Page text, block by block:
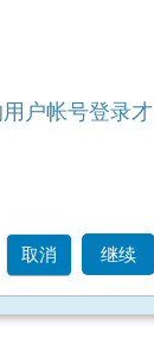
户帐号登录才
取消 继续